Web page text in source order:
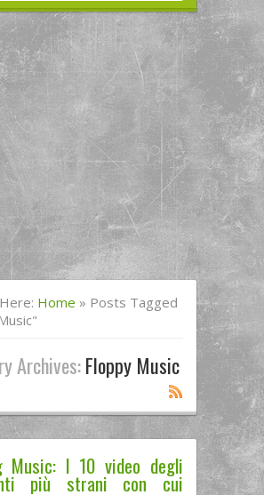
Home » Posts Tagged
Archives:Floppy Music
Music: I 10 video degli
più strani con cui